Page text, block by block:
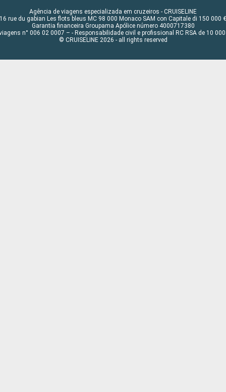
Agência de viagens especializada em cruzeiros - CRUISELINE
16 rue du gabian Les flots bleus MC 98 000 Monaco SAM con Capitale di 150 000 €
Garantia financeira Groupama Apólice número 4000717380
n° 006 02 0007 – - Responsabilidade civil e profissional RC RSA de 10 000
© CRUISELINE 2026 - all rights reserved